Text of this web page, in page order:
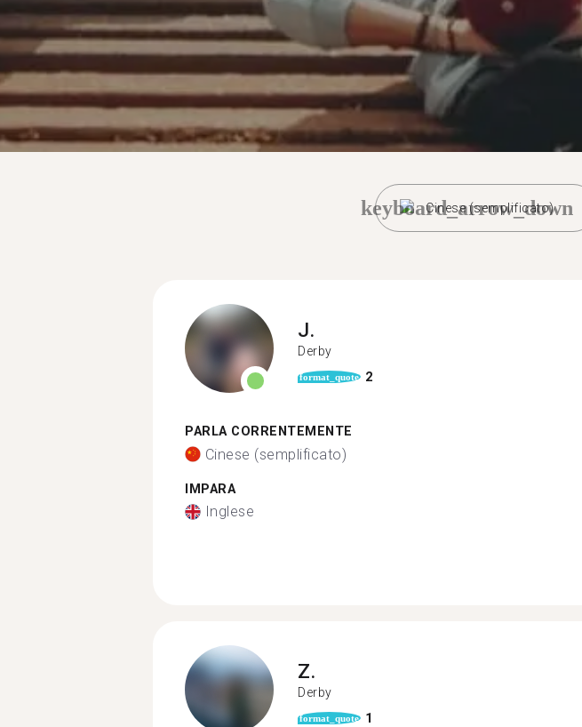
Cinese (semplificato)
keyboard_arrow_down
J.
Derby
format_quote 2
PARLA CORRENTEMENTE
Cinese (semplificato)
IMPARA
Inglese
Z.
Derby
format_quote 1